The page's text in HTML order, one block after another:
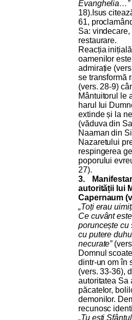
Evanghelia…”
18).Isus
61,
Sa: vindecare,
restaurare.
Reacția
oamenilor
admirație
se transformă
(vers. 28-9)
Mântuitorul le
harul lui
extinde și la
(văduva din
Naaman din
Nazaretului
respingerea
poporului
27).
3.
autorității lui
Capernaum
„Toți erau
Ce cuvânt
poruncește cu
cu putere
necurate”
Domnul
dintr-un om în
(vers. 33-36),
autoritatea Sa
păcatelor,
demonilor.
recunosc
„Tu ești